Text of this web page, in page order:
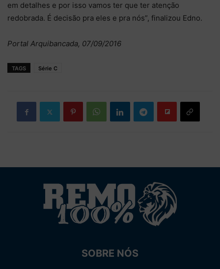
em detalhes e por isso vamos ter que ter atenção
redobrada. É decisão pra eles e pra nós”, finalizou Edno.
Portal Arquibancada, 07/09/2016
TAGS Série C
SOBRE NÓS